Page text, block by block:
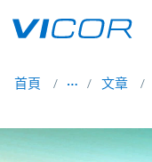
首頁 文章